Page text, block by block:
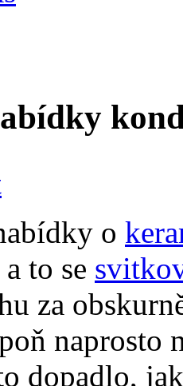
o
to se
za
naprosto
dopadlo,